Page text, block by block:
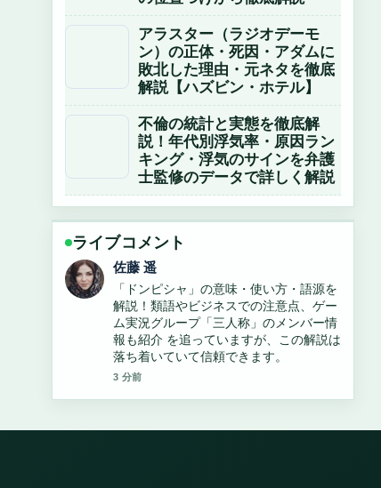
アラスター（ラジオデーモ
ン）の正体・死因・アダムに
敗北した理由・元ネタを徹底
解説【ハズビン・ホテル】
不倫の統計と実態を徹底解
説！年代別浮気率・原因ラン
キング・浮気のサインを弁護
士監修のデータで詳しく解説
ライブコメント
佐藤 遥
「ドンピシャ」の意味・使い方・語源を
解説！類語やビジネスでの注意点、ゲー
ム実況グループ「三人称」のメンバー情
報も紹介 を追っていますが、この解説は
落ち着いていて信頼できます。
3 分前